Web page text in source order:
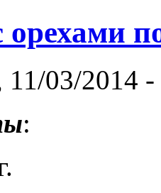
орехами
03/2014 -
: